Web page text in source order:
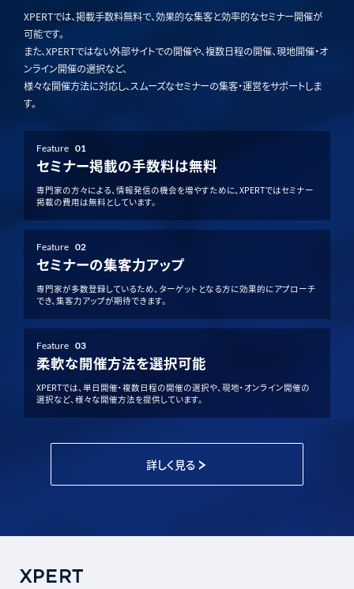
XPERTでは、掲載手数料無料で、効果的な集客と効率的なセミナー開催が
可能です。
また、XPERTではない外部サイトでの開催や、複数日程の開催、現地開催・オ
ンライン開催の選択など、
様々な開催方法に対応し、スムーズなセミナーの集客・運営をサポートしま
す。
Feature 01
セミナー掲載の手数料は無料
専門家の方々による、情報発信の機会を増やすために、XPERTではセミナー
掲載の費用は無料としています。
Feature 02
セミナーの集客力アップ
専門家が多数登録しているため、ターゲットとなる方に効果的にアプローチ
でき、集客力アップが期待できます。
Feature 03
柔軟な開催方法を選択可能
XPERTでは、単日開催・複数日程の開催の選択や、現地・オンライン開催の
選択など、様々な開催方法を提供しています。
詳しく見る